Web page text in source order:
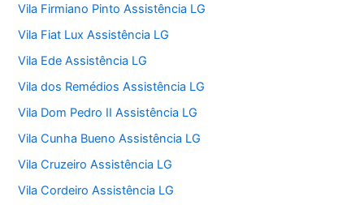
Vila Firmiano Pinto Assistência LG
Vila Fiat Lux Assistência LG
Vila Ede Assistência LG
Vila dos Remédios Assistência LG
Vila Dom Pedro II Assistência LG
Vila Cunha Bueno Assistência LG
Vila Cruzeiro Assistência LG
Vila Cordeiro Assistência LG